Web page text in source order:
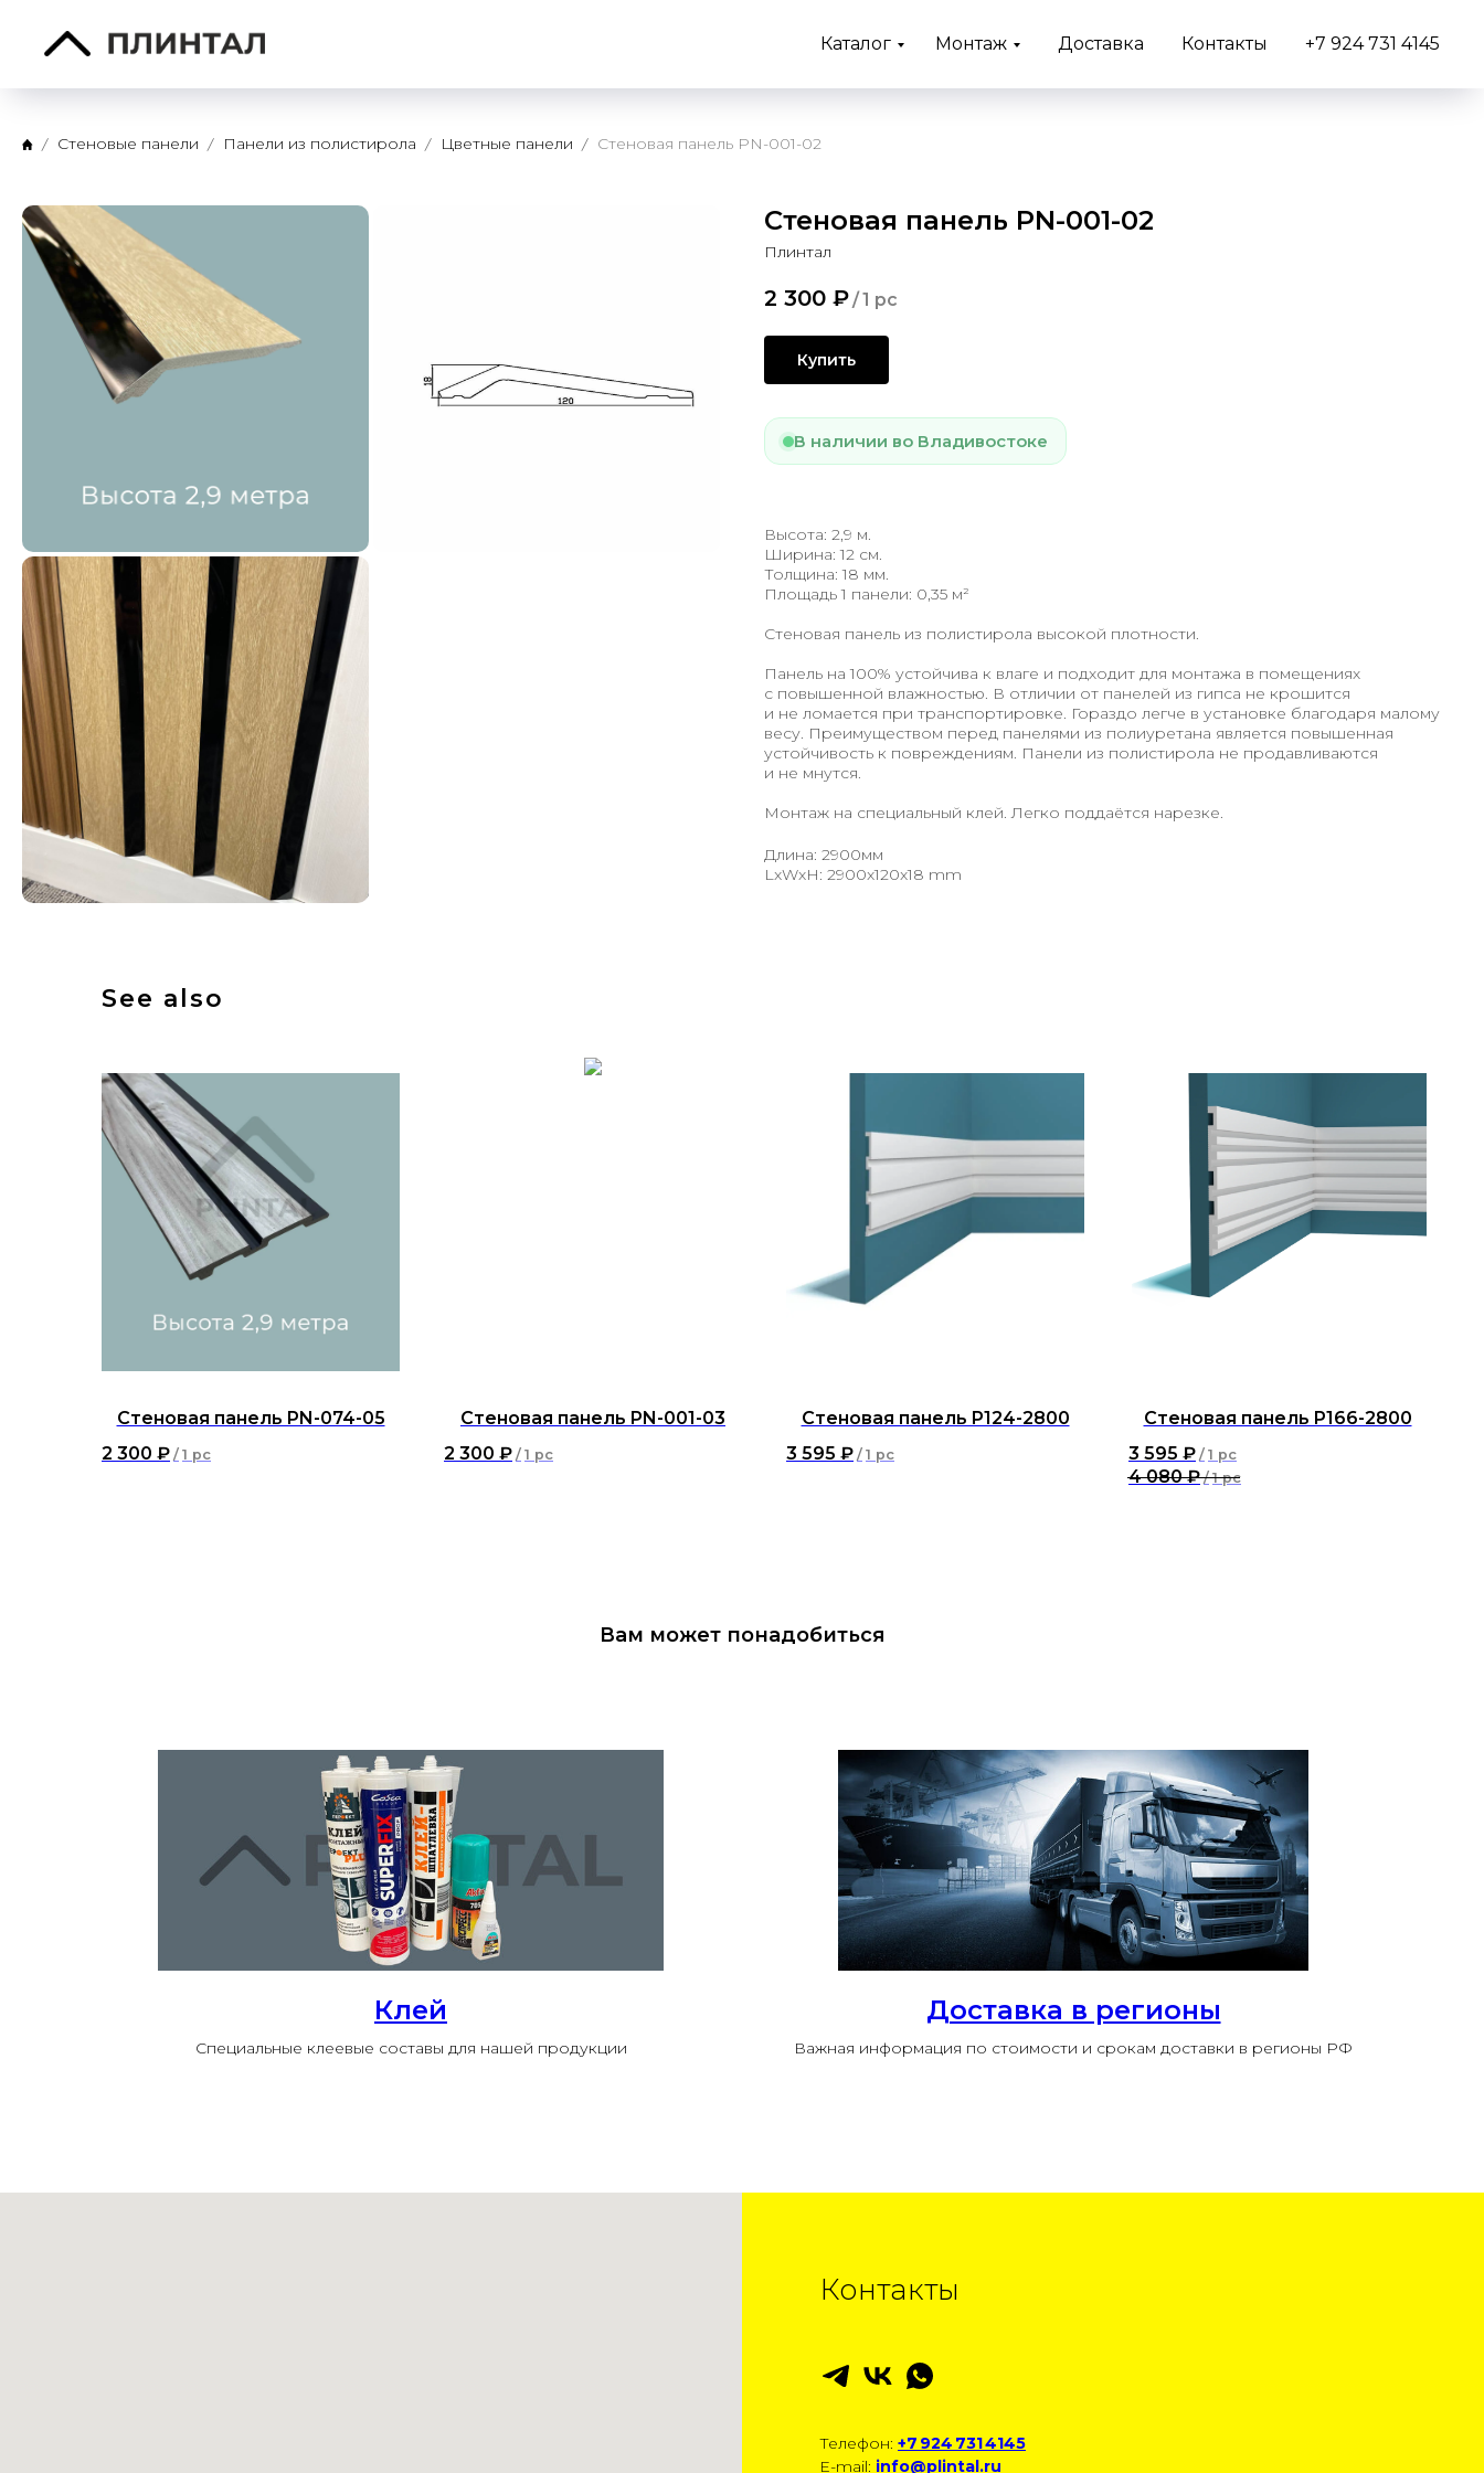
Каталог Монтаж Доставка Контакты +7 924 731 4145
Стеновые панели Панели из полистирола Цветные панели Стеновая панель PN-001-02
Стеновая панель PN-001-02
Плинтал
2 300 ₽/1 pc
Купить
В наличии во Владивостоке
Высота: 2,9 м.
Ширина: 12 см.
Толщина: 18 мм.
Площадь 1 панели: 0,35 м²
Стеновая панель из полистирола высокой плотности.
Панель на 100% устойчива к влаге и подходит для монтажа в помещениях
с повышенной влажностью. В отличии от панелей из гипса не крошится
и не ломается при транспортировке. Гораздо легче в установке благодаря малому
весу. Преимуществом перед панелями из полиуретана является повышенная
устойчивость к повреждениям. Панели из полистирола не продавливаются
и не мнутся.
Монтаж на специальный клей. Легко поддаётся нарезке.
Длина: 2900мм
LxWxH: 2900x120x18 mm
See also
Стеновая панель PN-074-05
2 300 ₽ / 1 pc
Стеновая панель PN-001-03
2 300 ₽ / 1 pc
Стеновая панель P124-2800
3 595 ₽ / 1 pc
Стеновая панель P166-2800
3 595 ₽ / 1 pc
4 080 ₽ / 1 pc
Вам может понадобиться
Клей
Специальные клеевые составы для нашей продукции
Доставка в регионы
Важная информация по стоимости и срокам доставки в регионы РФ
Контакты
Телефон: +7 924 731 4145
E-mail: info@plintal.ru